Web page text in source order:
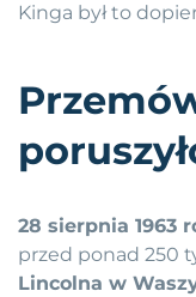
Kinga był to
28 sierpnia 1963
przed ponad 250
Lincolna w